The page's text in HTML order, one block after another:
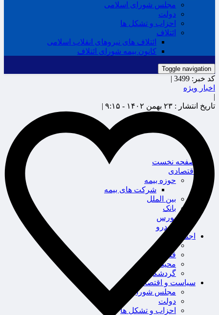
مجلس شورای اسلامی
دولت
احزاب و تشکل ها
ائتلاف
ائتلاف های نیروهای انقلاب اسلامی
کانون بیمه شورای ائتلاف
Toggle navigation
صفحه نخست
اقتصادی
حوزه بیمه
شرکت های بیمه
بین الملل
بانک
بورس
خودرو
اجتماعی
سلامت
قضایی
محیط زیست
گردشگری
سیاست و اقتصاد
مجلس شورای اسلامی
دولت
احزاب و تشکل ها
کد خبر: 3499 |
اخبار ویژه
|
تاریخ انتشار : ۲۳ بهمن ۱۴۰۲ - ۹:۱۵ |